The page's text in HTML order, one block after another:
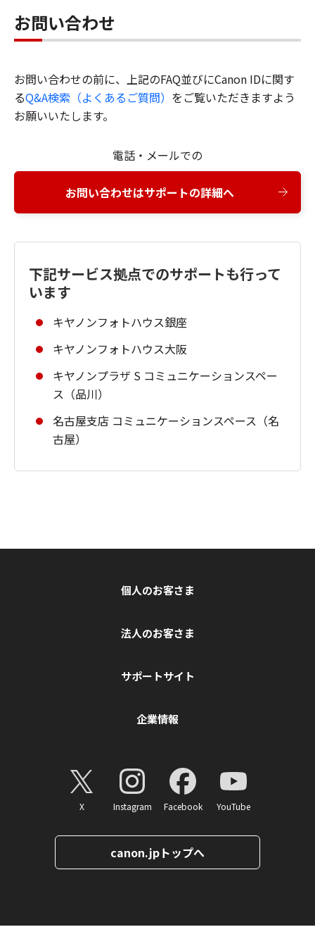
お問い合わせ
お問い合わせの前に、上記のFAQ並びにCanon IDに関す
るQ&A検索（よくあるご質問） をご覧いただきますよう
お願いいたします。
電話・メールでの
お問い合わせはサポートの詳細へ
下記サービス拠点でのサポートも行って
います
キヤノンフォトハウス銀座
キヤノンフォトハウス大阪
キヤノンプラザ S コミュニケーションスペー
ス（品川）
名古屋支店 コミュニケーションスペース（名
古屋）
個人のお客さま
法人のお客さま
サポートサイト
企業情報
X Instagram Facebook YouTube
canon.jpトップへ